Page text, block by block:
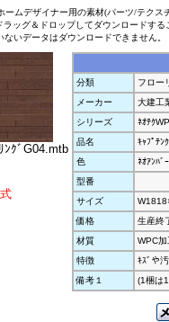
ームデザイナー用の素材(パーツ/テクス
ッグ＆ドロップしてダウンロードす
ないデータはダウンロードできません。
ﾝｸﾞG04.mtb
分類
フロー
メーカー
大建工
シリーズ
ﾈｵﾃｸ
品名
ｷｬﾌﾟﾃﾝ
色
ﾈｵｱﾝﾊﾞｰ
型番
サイズ
価格
生産終
材質
WPC加
特徴
ｷｽﾞや
備考１
(1梱は